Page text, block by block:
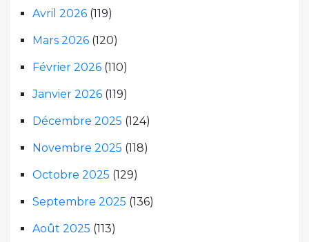
Avril 2026 (119)
Mars 2026 (120)
Février 2026 (110)
Janvier 2026 (119)
Décembre 2025 (124)
Novembre 2025 (118)
Octobre 2025 (129)
Septembre 2025 (136)
Août 2025 (113)